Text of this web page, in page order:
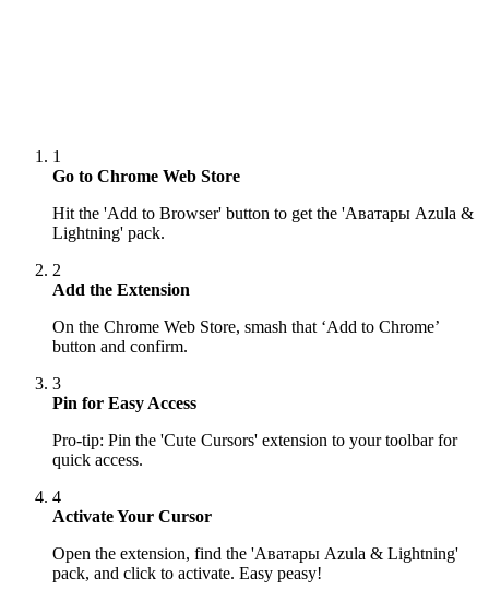
1
Go to Chrome Web Store
Hit the 'Add to Browser' button to get the 'Аватары Azula &
Lightning' pack.
2
Add the Extension
On the Chrome Web Store, smash that ‘Add to Chrome’
button and confirm.
3
Pin for Easy Access
Pro-tip: Pin the 'Cute Cursors' extension to your toolbar for
quick access.
4
Activate Your Cursor
Open the extension, find the 'Аватары Azula & Lightning'
pack, and click to activate. Easy peasy!